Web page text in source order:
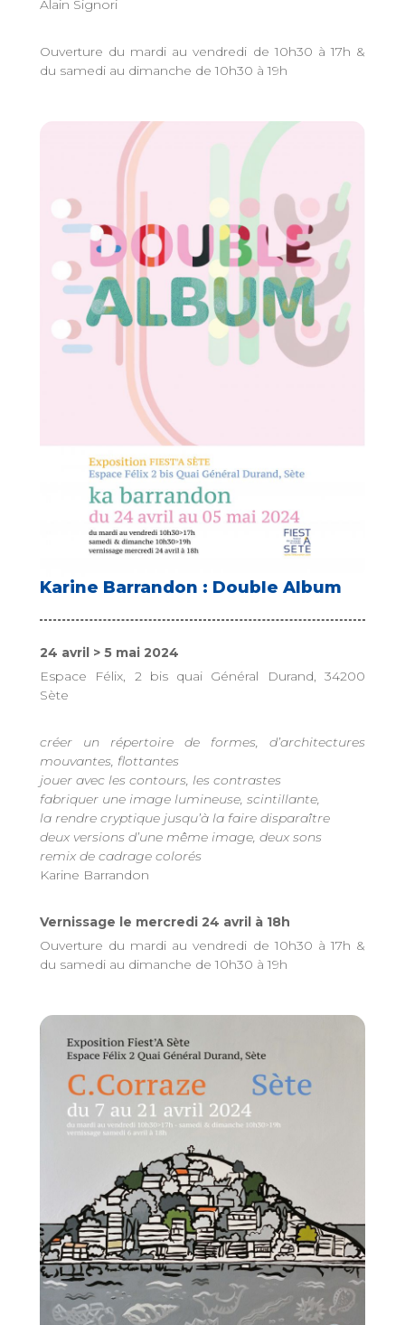
Alain Signori
Ouverture du mardi au vendredi de 10h30 à 17h &
du samedi au dimanche de 10h30 à 19h
Karine Barrandon : Double Album
24 avril > 5 mai 2024
Espace Félix, 2 bis quai Général Durand, 34200
Sète
créer un répertoire de formes, d’architectures
mouvantes, flottantes
jouer avec les contours, les contrastes
fabriquer une image lumineuse, scintillante,
la rendre cryptique jusqu’à la faire disparaître
deux versions d’une même image, deux sons
remix de cadrage colorés
Karine Barrandon
Vernissage le mercredi 24 avril à 18h
Ouverture du mardi au vendredi de 10h30 à 17h &
du samedi au dimanche de 10h30 à 19h